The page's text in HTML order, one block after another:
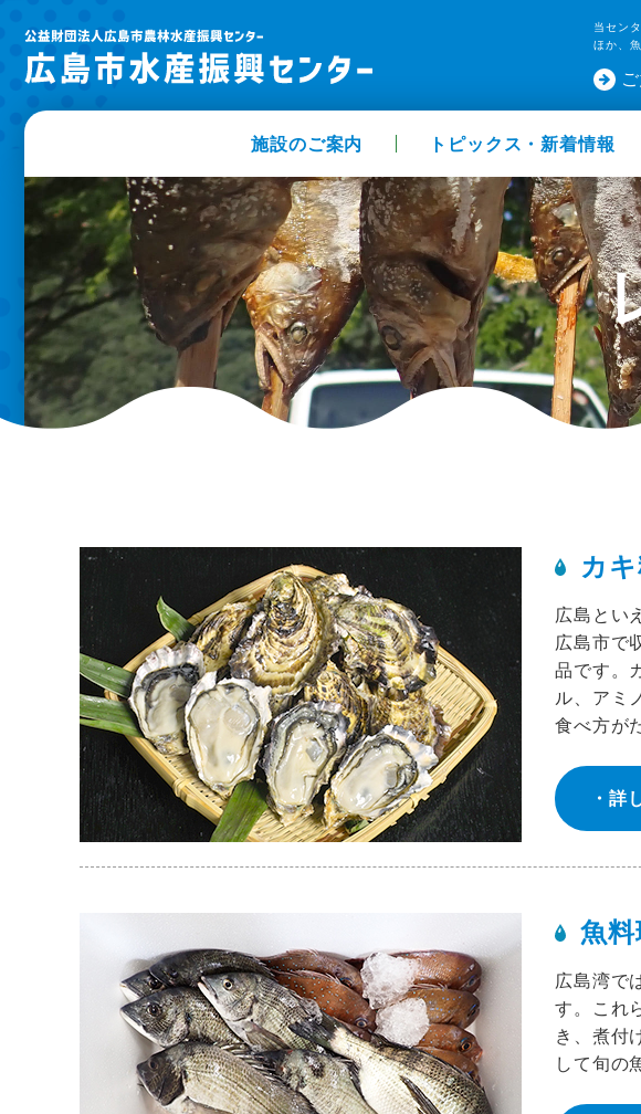
当セン
ほか、
施設のご案内 トピックス・新着情報
カ
広島とい
広島市で
品です。
ル、アミ
食べ方が
詳
魚
広島湾で
す。これ
き、煮付
して旬の